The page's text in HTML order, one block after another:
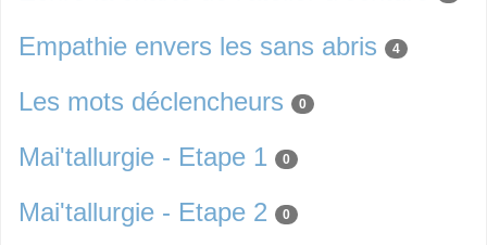
Empathie envers les sans abris 4
Les mots déclencheurs 0
Mai'tallurgie - Etape 1 0
Mai'tallurgie - Etape 2 0